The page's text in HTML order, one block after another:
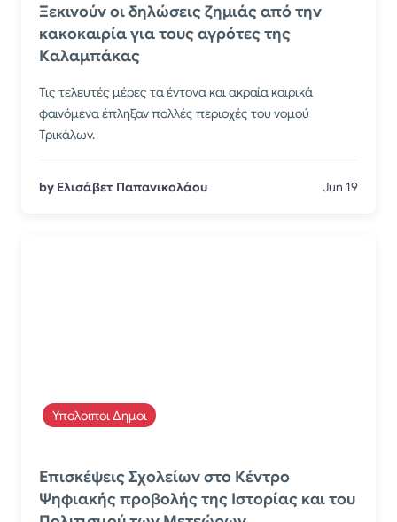
Ξεκινούν οι δηλώσεις ζημιάς από την
κακοκαιρία για τους αγρότες της
Καλαμπάκας
Τις τελευτές μέρες τα έντονα και ακραία καιρικά
φαινόμενα έπληξαν πολλές περιοχές του νομού
Τρικάλων.
by Ελισάβετ Παπανικολάου Jun 19
Υπολοιποι Δημοι
Επισκέψεις Σχολείων στο Κέντρο
Ψηφιακής προβολής της Ιστορίας και του